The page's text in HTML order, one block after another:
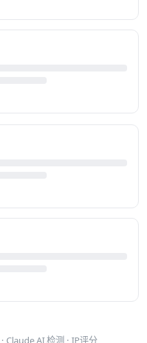
· Claude AI 检测 · IP评分